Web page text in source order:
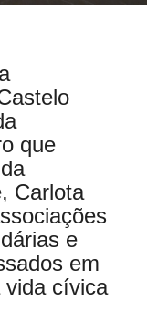
que
Carlota
e
em
vida cívica